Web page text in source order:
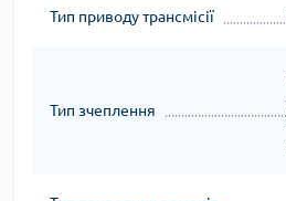
Тип приводу трансмісії
Тип зчеплення